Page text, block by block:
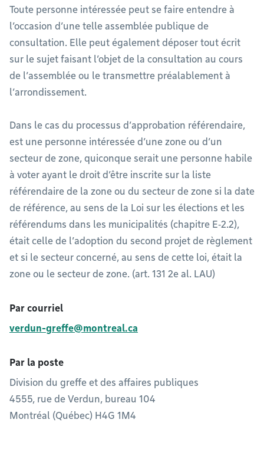
Toute personne intéressée peut se faire entendre à
l’occasion d’une telle assemblée publique de
consultation. Elle peut également déposer tout écrit
sur le sujet faisant l’objet de la consultation au cours
de l’assemblée ou le transmettre préalablement à
l’arrondissement.
Dans le cas du processus d’approbation référendaire,
est une personne intéressée d’une zone ou d’un
secteur de zone, quiconque serait une personne habile
à voter ayant le droit d’être inscrite sur la liste
référendaire de la zone ou du secteur de zone si la date
de référence, au sens de la Loi sur les élections et les
référendums dans les municipalités (chapitre E‐2.2),
était celle de l’adoption du second projet de règlement
et si le secteur concerné, au sens de cette loi, était la
zone ou le secteur de zone. (art. 131 2e al. LAU)
Par courriel
verdun-greffe@montreal.ca
Par la poste
Division du greffe et des affaires publiques
4555, rue de Verdun, bureau 104
Montréal (Québec) H4G 1M4